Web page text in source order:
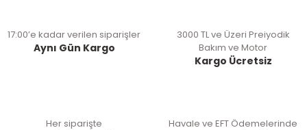
17:00’e kadar verilen siparişler
Aynı Gün Kargo
3000 TL ve Üzeri Preiyodik
Bakım ve Motor
Kargo Ücretsiz
Her siparişte Havale ve EFT Ödemelerinde